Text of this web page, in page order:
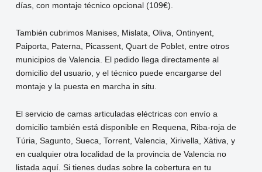
días, con montaje técnico opcional (109€).
También cubrimos Manises, Mislata, Oliva, Ontinyent,
Paiporta, Paterna, Picassent, Quart de Poblet, entre otros
municipios de Valencia. El pedido llega directamente al
domicilio del usuario, y el técnico puede encargarse del
montaje y la puesta en marcha in situ.
El servicio de camas articuladas eléctricas con envío a
domicilio también está disponible en Requena, Riba-roja de
Túria, Sagunto, Sueca, Torrent, Valencia, Xirivella, Xàtiva, y
en cualquier otra localidad de la provincia de Valencia no
listada aquí. Si tienes dudas sobre la cobertura en tu